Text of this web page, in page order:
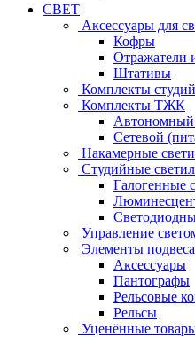
СВЕТ
Аксессуары для
Кофры
Отражатели
Штативы
Комплекты
Комплекты ТЖК
Автономный
Сетевой
Накамерные
Студийные
Галогенные
Управление
Элементы
Аксессуары
Пантографы
Рельсовые
Рельсы
Уценённые